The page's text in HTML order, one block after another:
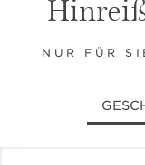
NUR FÜR